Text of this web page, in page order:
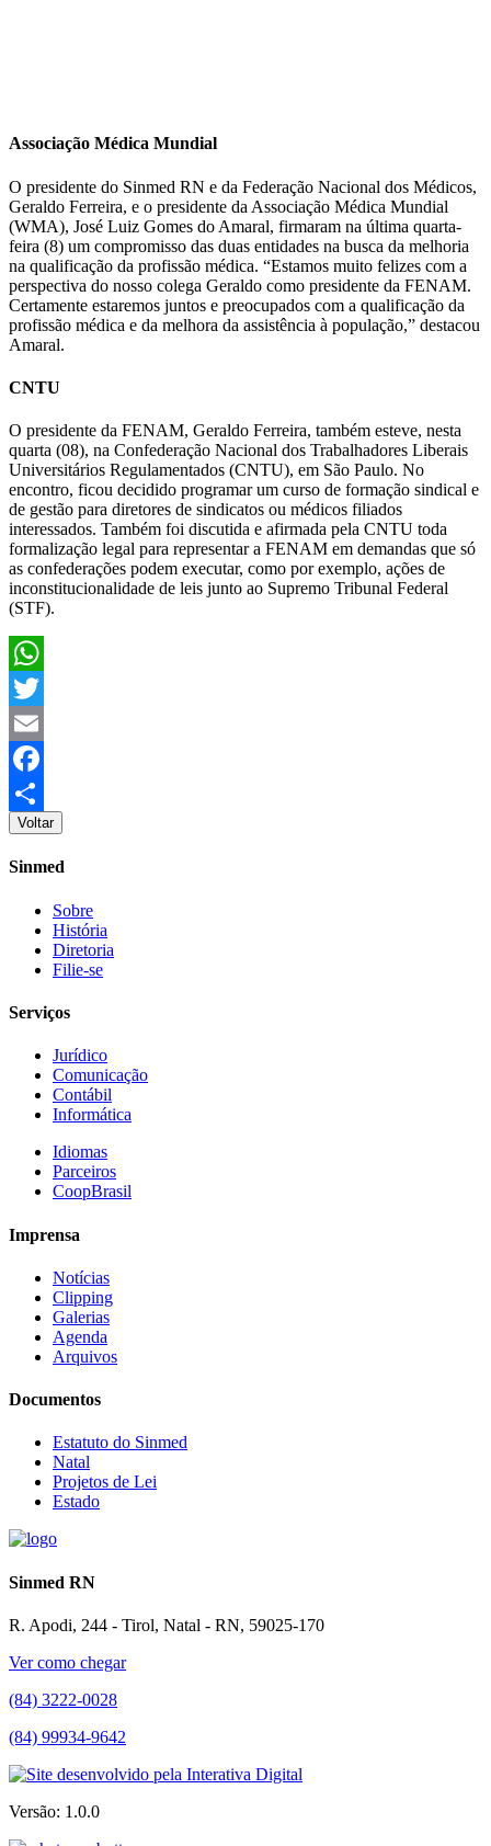
Associação Médica Mundial
O presidente do Sinmed RN e da Federação Nacional dos Médicos,
Geraldo Ferreira, e o presidente da Associação Médica Mundial
(WMA), José Luiz Gomes do Amaral, firmaram na última quarta-
feira (8) um compromisso das duas entidades na busca da melhoria
na qualificação da profissão médica. “Estamos muito felizes com a
perspectiva do nosso colega Geraldo como presidente da FENAM.
Certamente estaremos juntos e preocupados com a qualificação da
profissão médica e da melhora da assistência à população,” destacou
Amaral.
CNTU
O presidente da FENAM, Geraldo Ferreira, também esteve, nesta
quarta (08), na Confederação Nacional dos Trabalhadores Liberais
Universitários Regulamentados (CNTU), em São Paulo. No
encontro, ficou decidido programar um curso de formação sindical e
de gestão para diretores de sindicatos ou médicos filiados
interessados. Também foi discutida e afirmada pela CNTU toda
formalização legal para representar a FENAM em demandas que só
as confederações podem executar, como por exemplo, ações de
inconstitucionalidade de leis junto ao Supremo Tribunal Federal
(STF).
WhatsApp
Twitter
Email
Facebook
Share
Voltar
Sinmed
Sobre
História
Diretoria
Filie-se
Serviços
Jurídico
Comunicação
Contábil
Informática
Idiomas
Parceiros
CoopBrasil
Imprensa
Notícias
Clipping
Galerias
Agenda
Arquivos
Documentos
Estatuto do Sinmed
Natal
Projetos de Lei
Estado
Sinmed RN
R. Apodi, 244 - Tirol, Natal - RN, 59025-170
Ver como chegar
(84) 3222-0028
(84) 99934-9642
Versão: 1.0.0